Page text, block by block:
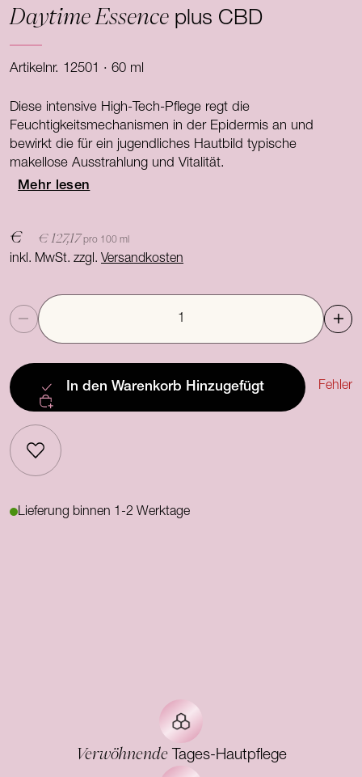
Daytime Essence plus CBD
Artikelnr. 12501 · 60 ml
Diese intensive High-Tech-Pflege regt die
Feuchtigkeitsmechanismen in der Epidermis an und
bewirkt die für ein jugendliches Hautbild typische
makellose Ausstrahlung und Vitalität.
Mehr lesen
€ € 127,17 pro 100 ml
inkl. MwSt. zzgl.Versandkosten
Anzahl
In den Warenkorb Hinzugefügt Fehler
Lieferung binnen 1-2 Werktage
VerwöhnendeTages-Hautpflege